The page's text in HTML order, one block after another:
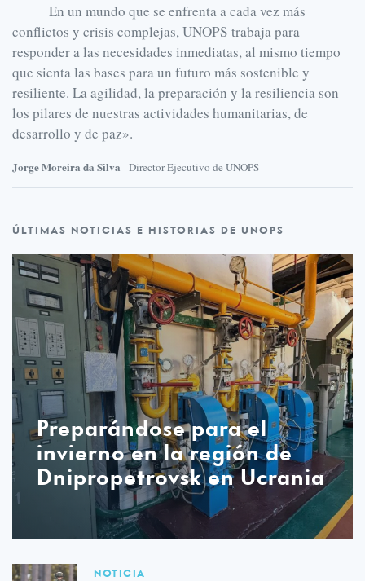
En un mundo que se enfrenta a cada vez más
conflictos y crisis complejas, UNOPS trabaja para
responder a las necesidades inmediatas, al mismo tiempo
que sienta las bases para un futuro más sostenible y
resiliente. La agilidad, la preparación y la resiliencia son
los pilares de nuestras actividades humanitarias, de
desarrollo y de paz».
Jorge Moreira da Silva - Director Ejecutivo de UNOPS
Últimas
ÚLTIMAS NOTICIAS E HISTORIAS DE UNOPS
Preparándose para el
invierno en la región de
Dnipropetrovsk en Ucrania
NOTICIA